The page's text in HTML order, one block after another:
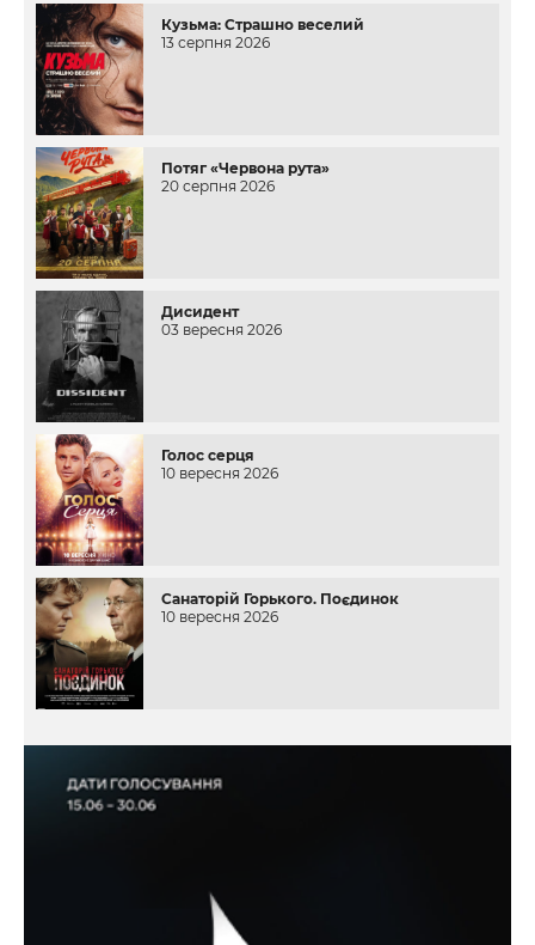
Кузьма: Страшно веселий
13 серпня 2026
Потяг «Червона рута»
20 серпня 2026
Дисидент
03 вересня 2026
Голос серця
10 вересня 2026
Санаторій Горького. Поєдинок
10 вересня 2026